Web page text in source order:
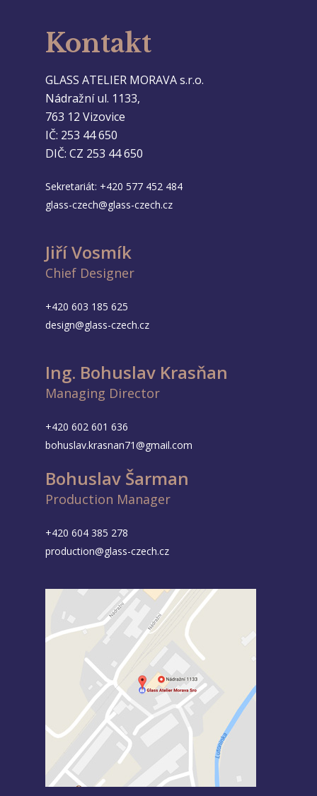
Kontakt
GLASS ATELIER MORAVA s.r.o.
Nádražní ul. 1133,
763 12 Vizovice
IČ: 253 44 650
DIČ: CZ 253 44 650
Sekretariát: +420 577 452 484
glass-czech@glass-czech.cz
Jiří Vosmík
Chief Designer
+420 603 185 625
design@glass-czech.cz
Ing. Bohuslav Krasňan
Managing Director
+420 602 601 636
bohuslav.krasnan71@gmail.com
Bohuslav Šarman
Production Manager
+420 604 385 278
production@glass-czech.cz